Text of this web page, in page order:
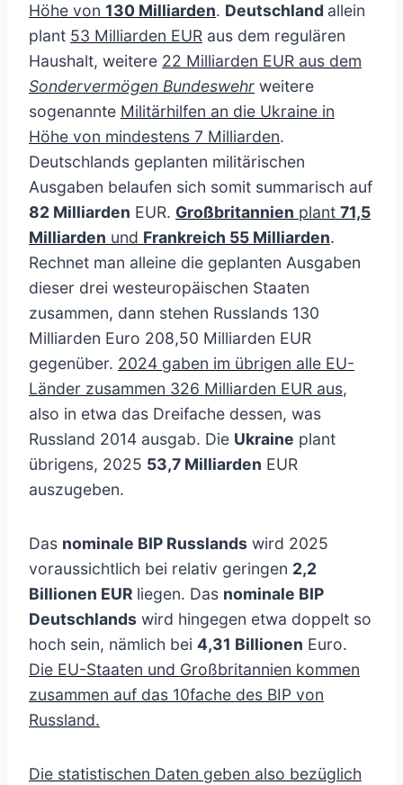
Höhe von 130 Milliarden. Deutschland allein
plant 53 Milliarden EUR aus dem regulären
Haushalt, weitere 22 Milliarden EUR aus dem
Sondervermögen Bundeswehr weitere
sogenannte Militärhilfen an die Ukraine in
Höhe von mindestens 7 Milliarden.
Deutschlands geplanten militärischen
Ausgaben belaufen sich somit summarisch auf
82 Milliarden EUR. Großbritannien plant 71,5
Milliarden und Frankreich 55 Milliarden.
Rechnet man alleine die geplanten Ausgaben
dieser drei westeuropäischen Staaten
zusammen, dann stehen Russlands 130
Milliarden Euro 208,50 Milliarden EUR
gegenüber. 2024 gaben im übrigen alle EU-
Länder zusammen 326 Milliarden EUR aus,
also in etwa das Dreifache dessen, was
Russland 2014 ausgab. Die Ukraine plant
übrigens, 2025 53,7 Milliarden EUR
auszugeben.
Das nominale BIP Russlands wird 2025
voraussichtlich bei relativ geringen 2,2
Billionen EUR liegen. Das nominale BIP
Deutschlands wird hingegen etwa doppelt so
hoch sein, nämlich bei 4,31 Billionen Euro.
Die EU-Staaten und Großbritannien kommen
zusammen auf das 10fache des BIP von
Russland.
Die statistischen Daten geben also bezüglich